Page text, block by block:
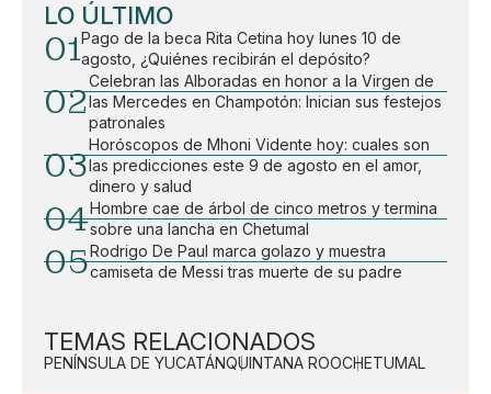
LO ÚLTIMO
01Pago de la beca Rita Cetina hoy lunes 10 de
agosto, ¿Quiénes recibirán el depósito?
02
Celebran las Alboradas en honor a la Virgen de
las Mercedes en Champotón: Inician sus festejos
patronales
03
Horóscopos de Mhoni Vidente hoy: cuales son
las predicciones este 9 de agosto en el amor,
dinero y salud
04Hombre cae de árbol de cinco metros y termina
sobre una lancha en Chetumal
05Rodrigo De Paul marca golazo y muestra
camiseta de Messi tras muerte de su padre
TEMAS RELACIONADOS
PENÍNSULA DE YUCATÁNQUINTANA ROOCHETUMAL